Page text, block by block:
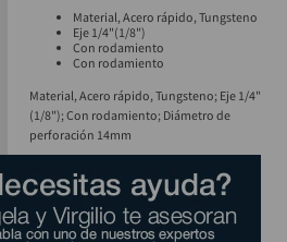
Material, Acero rápido, Tungsteno
Eje 1/4"(1/8")
Con rodamiento
Con rodamiento
Material, Acero rápido, Tungsteno; Eje 1/4"
(1/8"); Con rodamiento; Diámetro de
perforación 14mm